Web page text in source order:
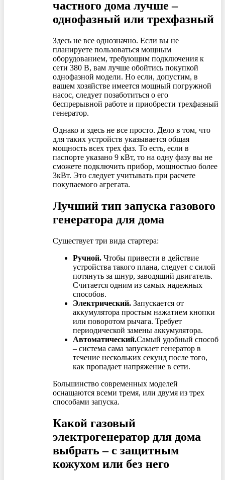
частного дома лучше –
однофазный или трехфазный
Здесь не все однозначно. Если вы не
планируете пользоваться мощным
оборудованием, требующим подключения к
сети 380 В, вам лучше обойтись покупкой
однофазной модели. Но если, допустим, в
вашем хозяйстве имеется мощный погружной
насос, следует позаботиться о его
беспрерывной работе и приобрести трехфазный
генератор.
Однако и здесь не все просто. Дело в том, что
для таких устройств указывается общая
мощность всех трех фаз. То есть, если в
паспорте указано 9 кВт, то на одну фазу вы не
сможете подключить прибор, мощностью более
3кВт. Это следует учитывать при расчете
покупаемого агрегата.
Лучший тип запуска газового
генератора для дома
Существует три вида стартера:
Ручной. Чтобы привести в действие
устройства такого плана, следует с силой
потянуть за шнур, заводящий двигатель.
Считается одним из самых надежных
способов.
Электрический. Запускается от
аккумулятора простым нажатием кнопки
или поворотом рычага. Требует
периодической замены аккумулятора.
Автоматический.Самый удобный способ
– система сама запускает генератор в
течение нескольких секунд после того,
как пропадает напряжение в сети.
Большинство современных моделей
оснащаются всеми тремя, или двумя из трех
способами запуска.
Какой газовый
электрогенератор для дома
выбрать – с защитным
кожухом или без него